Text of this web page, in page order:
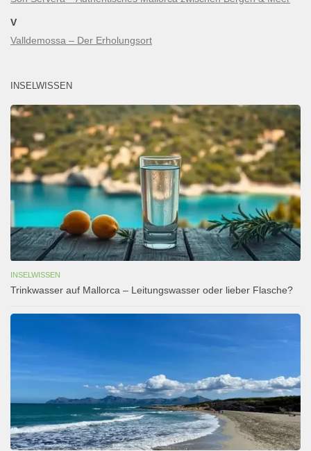
V
Valldemossa – Der Erholungsort
INSELWISSEN
INSELWISSEN
Trinkwasser auf Mallorca – Leitungswasser oder lieber Flasche?